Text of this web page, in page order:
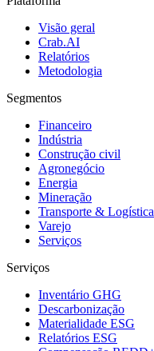
Visão geral
Crab.AI
Relatórios
Metodologia
Segmentos
Financeiro
Indústria
Construção civil
Agronegócio
Energia
Mineração
Transporte & Logística
Varejo
Serviços
Serviços
Inventário GHG
Descarbonização
Materialidade ESG
Relatórios ESG